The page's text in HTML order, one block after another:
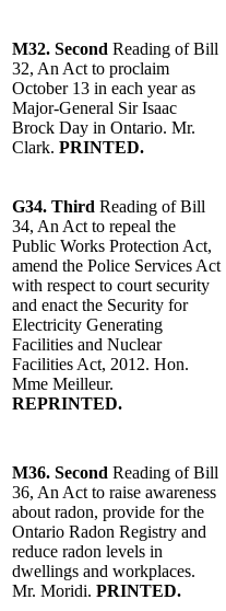
M32. Second Reading of Bill
32, An Act to proclaim
October 13 in each year as
Major-General Sir Isaac
Brock Day in Ontario. Mr.
Clark. PRINTED.
G34. Third Reading of Bill
34, An Act to repeal the
Public Works Protection Act,
amend the Police Services Act
with respect to court security
and enact the Security for
Electricity Generating
Facilities and Nuclear
Facilities Act, 2012. Hon.
Mme Meilleur.
REPRINTED.
M36. Second Reading of Bill
36, An Act to raise awareness
about radon, provide for the
Ontario Radon Registry and
reduce radon levels in
dwellings and workplaces.
Mr. Moridi. PRINTED.